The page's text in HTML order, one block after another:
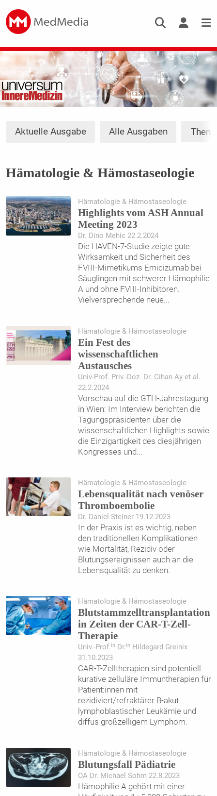
Aktuelle Ausgabe Alle Ausgaben
Hämatologie & Hämostaseologie
Hämatologie & Hämostaseologie
Highlights vom ASH Annual
Meeting 2023
Dr. Dino Mehic 22.2.2024
Die HAVEN-7-Studie zeigte gute
Wirksamkeit und Sicherheit des
FVIII-Mimetikums Emicizumab bei
Säuglingen mit schwerer Hämophilie
A und ohne FVIII-Inhibitoren.
Vielversprechende neue...
Hämatologie & Hämostaseologie
Ein Fest des
wissenschaftlichen
Austausches
Univ-Prof. Priv.-Doz. Dr. Cihan Ay et al.
22.2.2024
Vorschau auf die GTH-Jahrestagung
in Wien: Im Interview berichten die
Tagungspräsidenten über die
wissenschaftlichen Highlights sowie
die Einzigartigkeit des diesjährigen
Kongresses und...
Hämatologie & Hämostaseologie
Lebensqualität nach venöser
Thromboembolie
Dr. Daniel Steiner 19.12.2023
In der Praxis ist es wichtig, neben
den traditionellen Komplikationen
wie Mortalität, Rezidiv oder
Blutungsereignissen auch an die
Lebensqualität zu denken.
Hämatologie & Hämostaseologie
Blutstammzelltransplantation
in Zeiten der CAR-T-Zell-
Therapie
Univ.-Prof.inDr.inHildegard Greinix
31.10.2023
CAR-T-Zelltherapien sind potentiell
kurative zelluläre Immuntherapien für
Patient:innen mit
rezidiviert/refraktärer B-akut
lymphoblastischer Leukämie und
diffus großzelligem Lymphom.
Hämatologie & Hämostaseologie
Blutungsfall Pädiatrie
OA Dr. Michael Sohm 22.8.2023
Hämophilie A gehört mit einer